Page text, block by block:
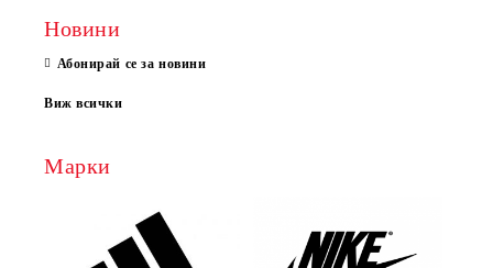
Новини
Абонирай се за новини
Виж всички
Марки